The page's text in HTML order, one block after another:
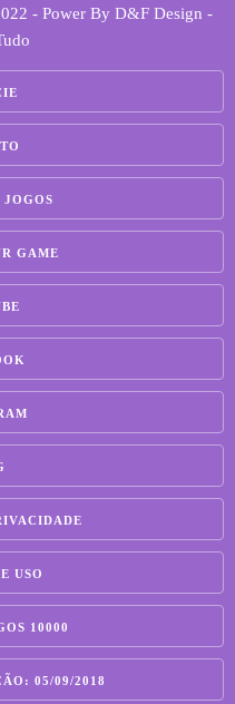
- Power By D&F Design -
JOGOS
GAME
USO
10000
05/09/2018